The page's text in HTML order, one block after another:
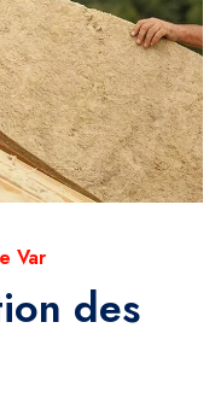
Var
des